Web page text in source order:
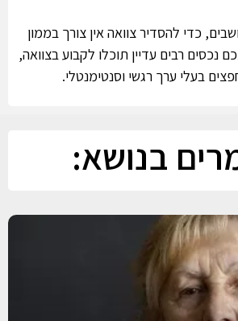
כדי להסדיר צוואה אין צורך בממון
נכסים רבים עדיין תוכלו לקבוע בצוואה,
בעלי ערך רגשי וסנטימנטלי.
בנושא: